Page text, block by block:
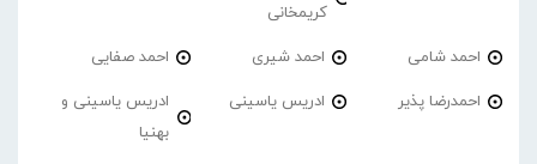
کریمخانی
احمد شامی احمد شیری احمد صفایی
احمدرضا پذیر ادریس یاسینی
ادریس یاسینی و
بهنیا